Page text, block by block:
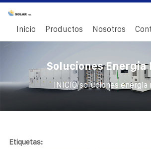
Inicio Productos Nosotros
Soluciones Energia
INICIO/soluciones energia
Etiquetas: